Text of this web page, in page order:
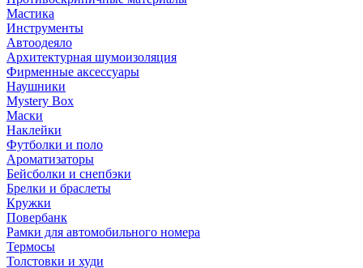
Мастика
Инструменты
Автоодеяло
Архитектурная шумоизоляция
Фирменные аксессуары
Наушники
Mystery Box
Маски
Наклейки
Футболки и поло
Ароматизаторы
Бейсболки и снепбэки
Брелки и браслеты
Кружки
Повербанк
Рамки для автомобильного номера
Термосы
Толстовки и худи